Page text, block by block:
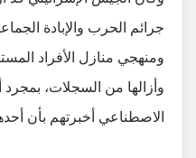
جرائم الحرب والإبادة
ومنهجي منازل الأفراد
وأزالها من السجلات، بمجرد
الاصطناعي أخبرتهم بأن